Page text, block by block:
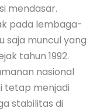
mendasar.
pada lembaga-
saja muncul yang
tahun 1992.
nasional
tetap menjadi
stabilitas di